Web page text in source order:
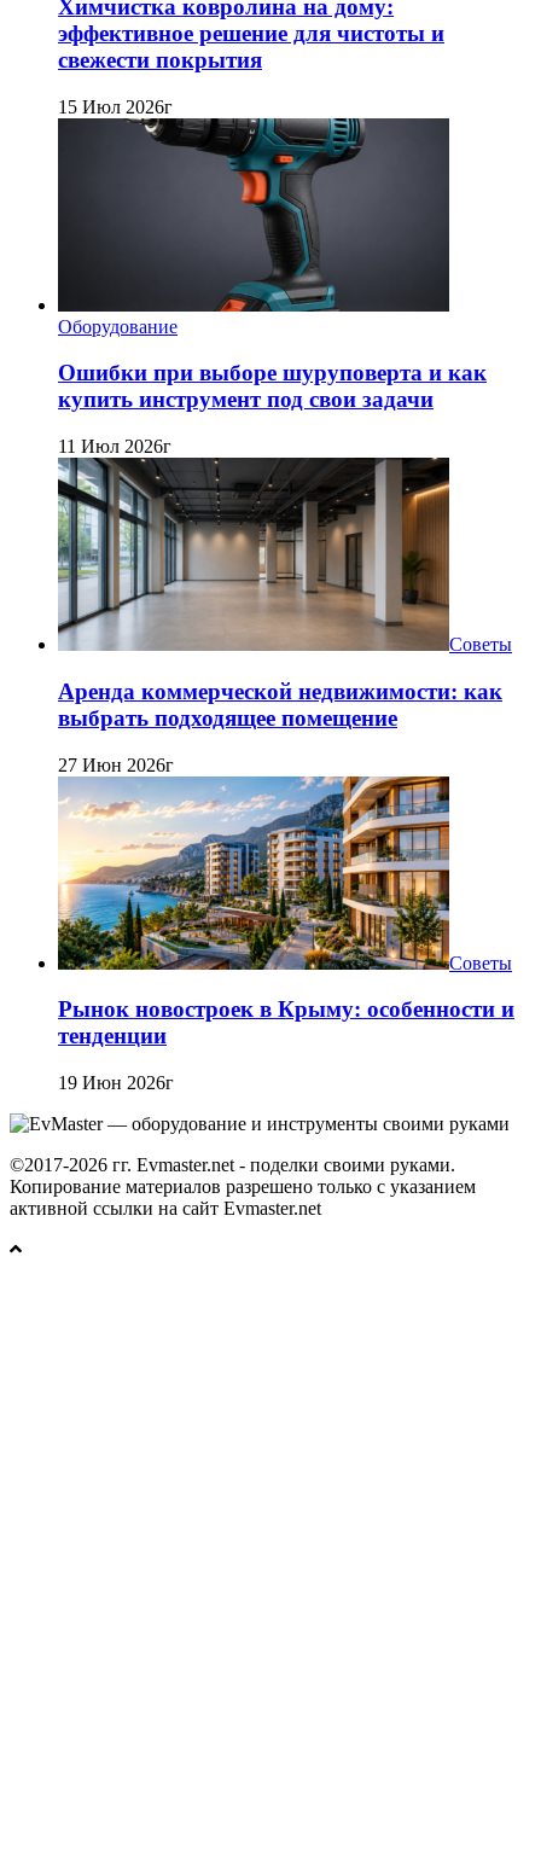
Химчистка ковролина на дому:
эффективное решение для чистоты и
свежести покрытия
15 Июл 2026г
Оборудование
Ошибки при выборе шуруповерта и как
купить инструмент под свои задачи
11 Июл 2026г
Советы
Аренда коммерческой недвижимости: как
выбрать подходящее помещение
27 Июн 2026г
Советы
Рынок новостроек в Крыму: особенности и
тенденции
19 Июн 2026г
©2017-2026 гг. Evmaster.net - поделки своими руками.
Копирование материалов разрешено только с указанием
активной ссылки на сайт Evmaster.net